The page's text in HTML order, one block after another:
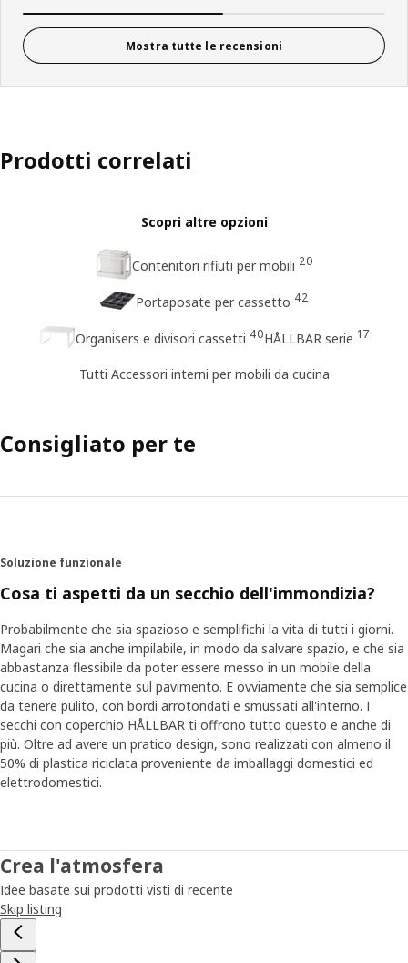
Mostra tutte le recensioni
Prodotti correlati
Scopri altre opzioni
Contenitori rifiuti per mobili 20
Portaposate per cassetto 42
Organisers e divisori cassetti 40HÅLLBAR serie 17
Tutti Accessori interni per mobili da cucina
Consigliato per te
Soluzione funzionale
Cosa ti aspetti da un secchio dell'immondizia?
Probabilmente che sia spazioso e semplifichi la vita di tutti i giorni.
Magari che sia anche impilabile, in modo da salvare spazio, e che sia
abbastanza flessibile da poter essere messo in un mobile della
cucina o direttamente sul pavimento. E ovviamente che sia semplice
da tenere pulito, con bordi arrotondati e smussati all'interno. I
secchi con coperchio HÅLLBAR ti offrono tutto questo e anche di
più. Oltre ad avere un pratico design, sono realizzati con almeno il
50% di plastica riciclata proveniente da imballaggi domestici ed
elettrodomestici.
Crea l'atmosfera
Idee basate sui prodotti visti di recente
Skip listing